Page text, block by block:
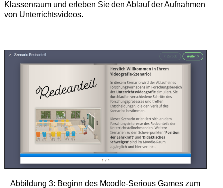
Klassenraum und erleben Sie den Ablauf der Aufnahmen
von Unterrichtsvideos.
Abbildung 3: Beginn des Moodle-Serious Games zum